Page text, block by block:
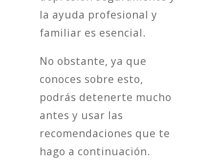
la ayuda profesional y
familiar es esencial.
No obstante, ya que
conoces sobre esto,
podrás detenerte mucho
antes y usar las
recomendaciones que te
hago a continuación.